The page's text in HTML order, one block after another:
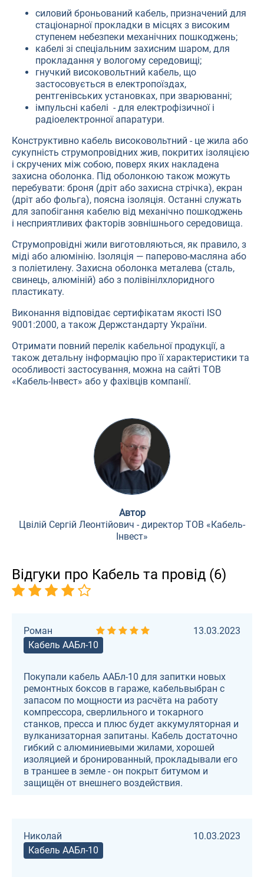
силовий броньований кабель, призначений для
стаціонарної прокладки в місцях з високим
ступенем небезпеки механічних пошкоджень;
кабелі зі спеціальним захисним шаром, для
прокладання у вологому середовищі;
гнучкий високовольтний кабель, що
застосовується в електропоїздах,
рентгенівських установках, при зварюванні;
імпульсні кабелі - для електрофізичної і
радіоелектронної апаратури.
Конструктивно кабель високовольтний - це жила або
сукупність струмопровідних жив, покритих ізоляцією
і скручених між собою, поверх яких накладена
захисна оболонка. Під оболонкою також можуть
перебувати: броня (дріт або захисна стрічка), екран
(дріт або фольга), поясна ізоляція. Останні служать
для запобігання кабелю від механічно пошкоджень
і несприятливих факторів зовнішнього середовища.
Струмопровідні жили виготовляються, як правило, з
міді або алюмінію. Ізоляція — паперово-масляна або
з поліетилену. Захисна оболонка металева (сталь,
свинець, алюміній) або з полівінілхлоридного
пластикату.
Виконання відповідає сертифікатам якості ISO
9001:2000, а також Держстандарту України.
Отримати повний перелік кабельної продукції, а
також детальну інформацію про її характеристики та
особливості застосування, можна на сайті ТОВ
«Кабель-Інвест» або у фахівців компанії.
Автор
Цвілій Сергій Леонтійович - директор ТОВ «Кабель-
Інвест»
Відгуки про Кабель та провід (6)
Роман
13.03.2023
Кабель ААБл-10
Покупали кабель ААБл-10 для запитки новых
ремонтных боксов в гараже, кабельвыбран с
запасом по мощности из расчёта на работу
компрессора, сверлильного и токарного
станков, пресса и плюс будет аккумуляторная и
вулканизаторная запитаны. Кабель достаточно
гибкий с алюминиевыми жилами, хорошей
изоляцией и бронированный, прокладывали его
в траншее в земле - он покрыт битумом и
защищён от внешнего воздействия.
Николай
10.03.2023
Кабель ААБл-10